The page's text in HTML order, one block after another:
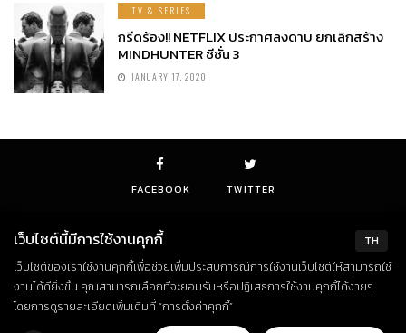
TV & SERIES
กรีดร้อง!! NETFLIX ประกาศลงดาบ ยกเลิกสร้าง
MINDHUNTER ซีซั่น 3
JANUARY 17, 2020
FACEBOOK TWITTER
© Copyright 2018. All Rights Reserved
TH
เว็บไซต์นี้มีการใช้งานคุกกี้
เว็บไซต์ของเราใช้งานคุกกี้เพื่อช่วยเพิ่มประสบการณ์การใช้งานเว็บไซต์ให้สามารถใช้
งานได้ดียิ่งขึ้น คุณสามารถเลือกที่จะยอมรับหรือปฏิเสธการใช้งานคุกกี้ได้ง่ายๆ
โดยการดูรายละเอียดเพิ่มเติมที่ “การตั้งค่าคุกกี้”